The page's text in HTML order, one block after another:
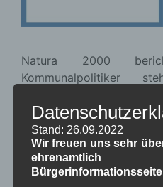
Natura 2000
Kommunalpolitiker
Bürger.
Lesen Sie hierzu auch
vom 05.09.2016 zum
Stand: 26.09.2022
Wir freuen uns sehr